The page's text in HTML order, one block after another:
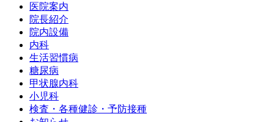
医院案内
院長紹介
院内設備
内科
生活習慣病
糖尿病
甲状腺内科
小児科
検査・各種健診・予防接種